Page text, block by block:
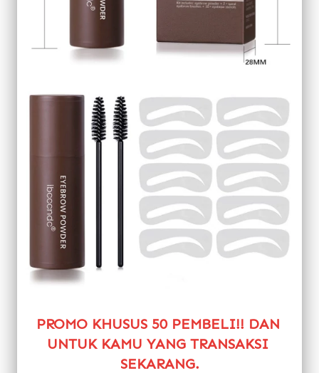
PROMO KHUSUS 50 PEMBELI!! DAN
UNTUK KAMU YANG TRANSAKSI
SEKARANG.